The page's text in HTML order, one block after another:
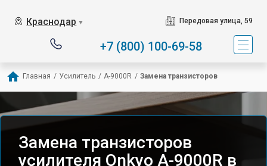
Краснодар ▼ Передовая улица, 59
+7 (800) 100-69-58
Главная / Усилитель / A-9000R / Замена транзисторов
Замена транзисторов
усилителя Onkyo A-9000R в